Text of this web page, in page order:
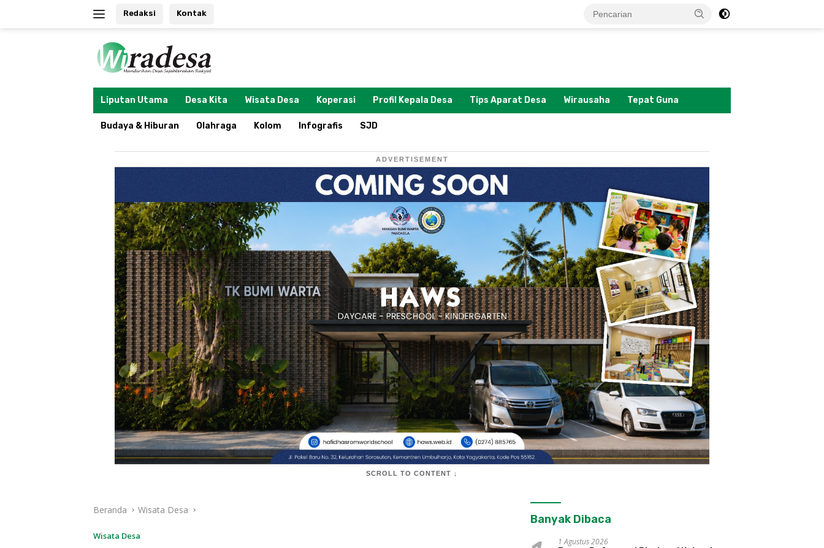
Redaksi Kontak
Liputan Utama Desa Kita Wisata Desa Koperasi Profil Kepala Desa Tips Aparat Desa Wirausaha Tepat Guna
Budaya & Hiburan Olahraga Kolom Infografis SJD
ADVERTISEMENT
SCROLL TO CONTENT ↓
Beranda Wisata Desa
Wisata Desa
Banyak Dibaca
1 Agustus 2026